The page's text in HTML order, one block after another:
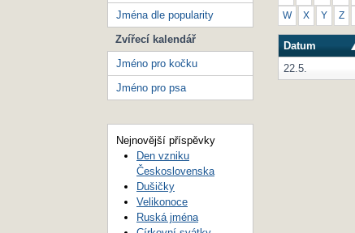
W X Y Z
Datum
22.5.
Jména dle popularity
Zvířecí kalendář
Jméno pro kočku
Jméno pro psa
Nejnovější příspěvky
Den vzniku
Československa
Dušičky
Velikonoce
Ruská jména